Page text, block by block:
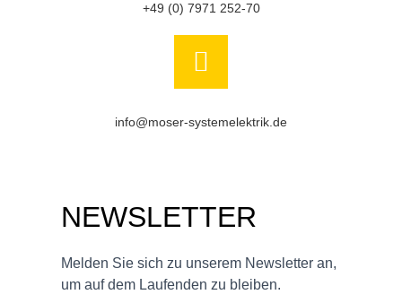
+49 (0) 7971 252-70
info@moser-systemelektrik.de
NEWSLETTER
Melden Sie sich zu unserem Newsletter an,
um auf dem Laufenden zu bleiben.